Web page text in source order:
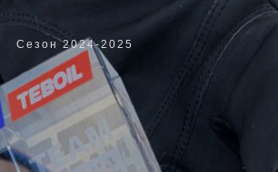
Сезон 2024-2025